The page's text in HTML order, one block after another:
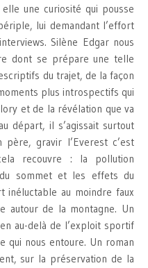
une curiosité qui pousse
lui demandant l’effort
Silène Edgar nous
dont se prépare une telle
du trajet, de la façon
plus introspectifs qui
et de la révélation que va
départ, il s’agissait surtout
gravir l’Everest c’est
recouvre : la pollution
sommet et les effets du
inéluctable au moindre faux
autour de la montagne. Un
au-delà de l’exploit sportif
qui nous entoure. Un roman
sur la préservation de la